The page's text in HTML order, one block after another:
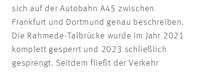
sich auf der Autobahn A45 zwischen
Frankfurt und Dortmund genau beschreiben.
Die Rahmede-Talbrücke wurde im Jahr 2021
komplett gesperrt und 2023 schließlich
gesprengt. Seitdem fließt der Verkehr